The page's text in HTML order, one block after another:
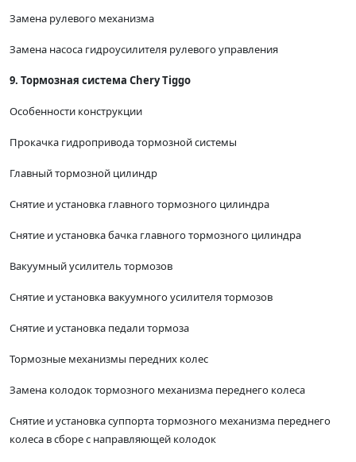
Замена рулевого механизма
Замена насоса гидроусилителя рулевого управления
9. Тормозная система Chery Tiggo
Особенности конструкции
Прокачка гидропривода тормозной системы
Главный тормозной цилиндр
Снятие и установка главного тормозного цилиндра
Снятие и установка бачка главного тормозного цилиндра
Вакуумный усилитель тормозов
Снятие и установка вакуумного усилителя тормозов
Снятие и установка педали тормоза
Тормозные механизмы передних колес
Замена колодок тормозного механизма переднего колеса
Снятие и установка суппорта тормозного механизма переднего
колеса в сборе с направляющей колодок